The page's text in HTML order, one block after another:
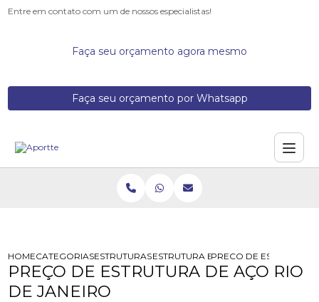
Entre em contato com um de nossos especialistas!
Faça seu orçamento agora mesmo
Faça seu orçamento por Whatsapp
HOMECATEGORIASESTRUTURAS DE ACOESTRUTURA EM ACO GALVANIZADO
PRECO DE
PREÇO DE ESTRUTURA DE AÇO RIO
DE JANEIRO